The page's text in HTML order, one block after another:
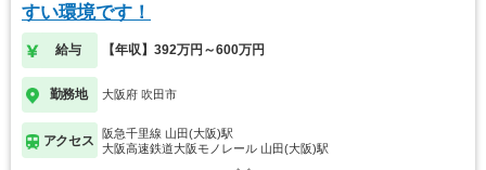
すい環境です！
給与 【年収】392万円～600万円
勤務地 大阪府 吹田市
アクセス
阪急千里線 山田(大阪)駅
大阪高速鉄道大阪モノレール 山田(大阪)駅